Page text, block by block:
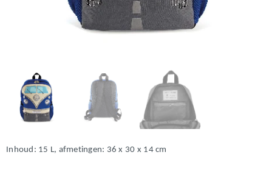
Inhoud: 15 L, afmetingen: 36 x 30 x 14 cm